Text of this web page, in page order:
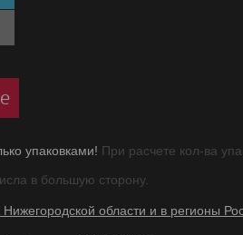
упаковками! При расчете кол-ва
в большую сторону.
области и в регионы